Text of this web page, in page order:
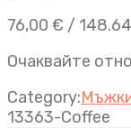
76,00 € /
Очаквайте
Category:
13363-Coffee